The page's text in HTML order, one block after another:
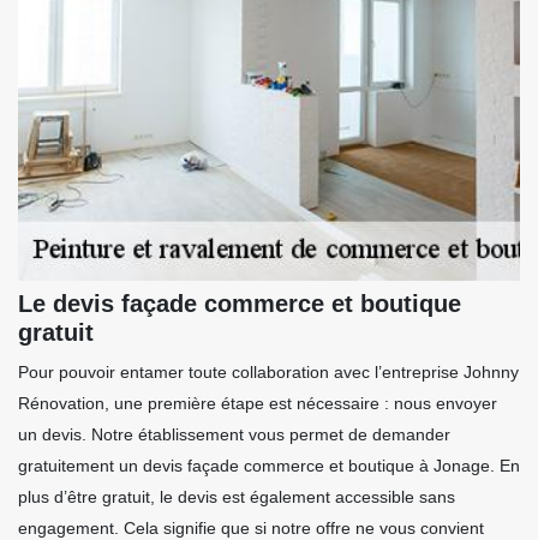
Le devis façade commerce et boutique
gratuit
Pour pouvoir entamer toute collaboration avec l’entreprise Johnny
Rénovation, une première étape est nécessaire : nous envoyer
un devis. Notre établissement vous permet de demander
gratuitement un devis façade commerce et boutique à Jonage. En
plus d’être gratuit, le devis est également accessible sans
engagement. Cela signifie que si notre offre ne vous convient